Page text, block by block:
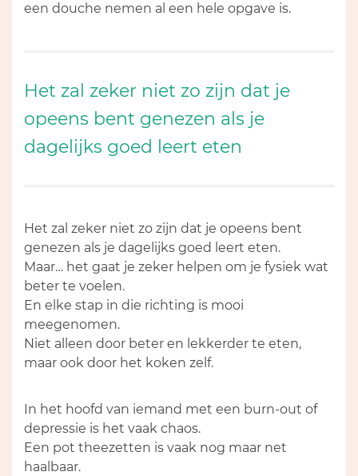
een douche nemen al een hele opgave is.
Het zal zeker niet zo zijn dat je
opeens bent genezen als je
dagelijks goed leert eten
Het zal zeker niet zo zijn dat je opeens bent
genezen als je dagelijks goed leert eten.
Maar… het gaat je zeker helpen om je fysiek wat
beter te voelen.
En elke stap in die richting is mooi
meegenomen.
Niet alleen door beter en lekkerder te eten,
maar ook door het koken zelf.
In het hoofd van iemand met een burn-out of
depressie is het vaak chaos.
Een pot theezetten is vaak nog maar net
haalbaar.